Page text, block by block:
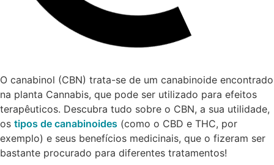
O canabinol (CBN) trata-se de um canabinoide encontrado
na planta Cannabis, que pode ser utilizado para efeitos
terapêuticos. Descubra tudo sobre o CBN, a sua utilidade,
os tipos de canabinoides (como o CBD e THC, por
exemplo) e seus benefícios medicinais, que o fizeram ser
bastante procurado para diferentes tratamentos!